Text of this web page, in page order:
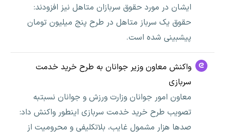
ایشان در مورد حقوق سربازان متاهل نیز افزودند:
حقوق یک سرباز متاهل در طرح پنج میلیون تومان
پیشبینی شده است.
واکنش معاون وزیر جوانان به طرح خرید خدمت
سربازی
معاون امور جوانان وزارت ورزش و جوانان نسبتبه
تصویب طرح خرید خدمت سربازی اینطور واکنش داد:
صدها هزار مشمول غایب، بلاتکلیفی و محرومیت از